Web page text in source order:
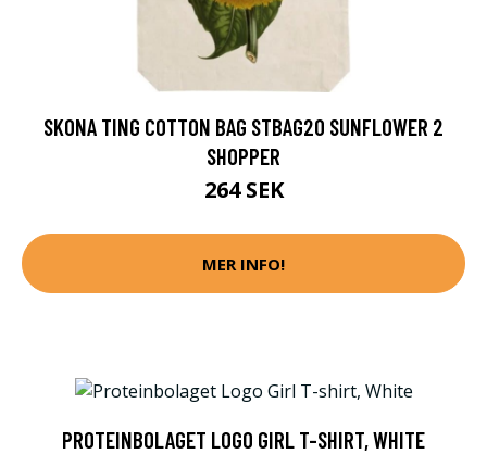
SKONA TING COTTON BAG STBAG20 SUNFLOWER 2
SHOPPER
264 SEK
MER INFO!
PROTEINBOLAGET LOGO GIRL T-SHIRT, WHITE